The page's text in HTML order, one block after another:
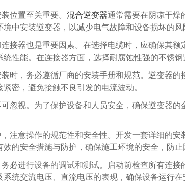
位置至关重要。混合逆变器通常需要在阴凉干燥
中安装逆变器，以减少电气故障和设备损坏的风
接器也是重要因素。在选择电缆时，应确保其
统性能。在连接器方面，选择耐腐蚀性强的不锈
时，务必遵循厂商的安装手册和规范。逆变器
密，避免接触不良引发的电流波动。
忽视。为了保护设备和人员安全，确保逆变器
注意操作的规范性和安全性。开发一套详细的
效的安全措施与防护，确保施工环境的安全，防止
必进行设备的调试和测试。启动前检查所有连
系统交流电压、直流电压的表现，确保设备运行在